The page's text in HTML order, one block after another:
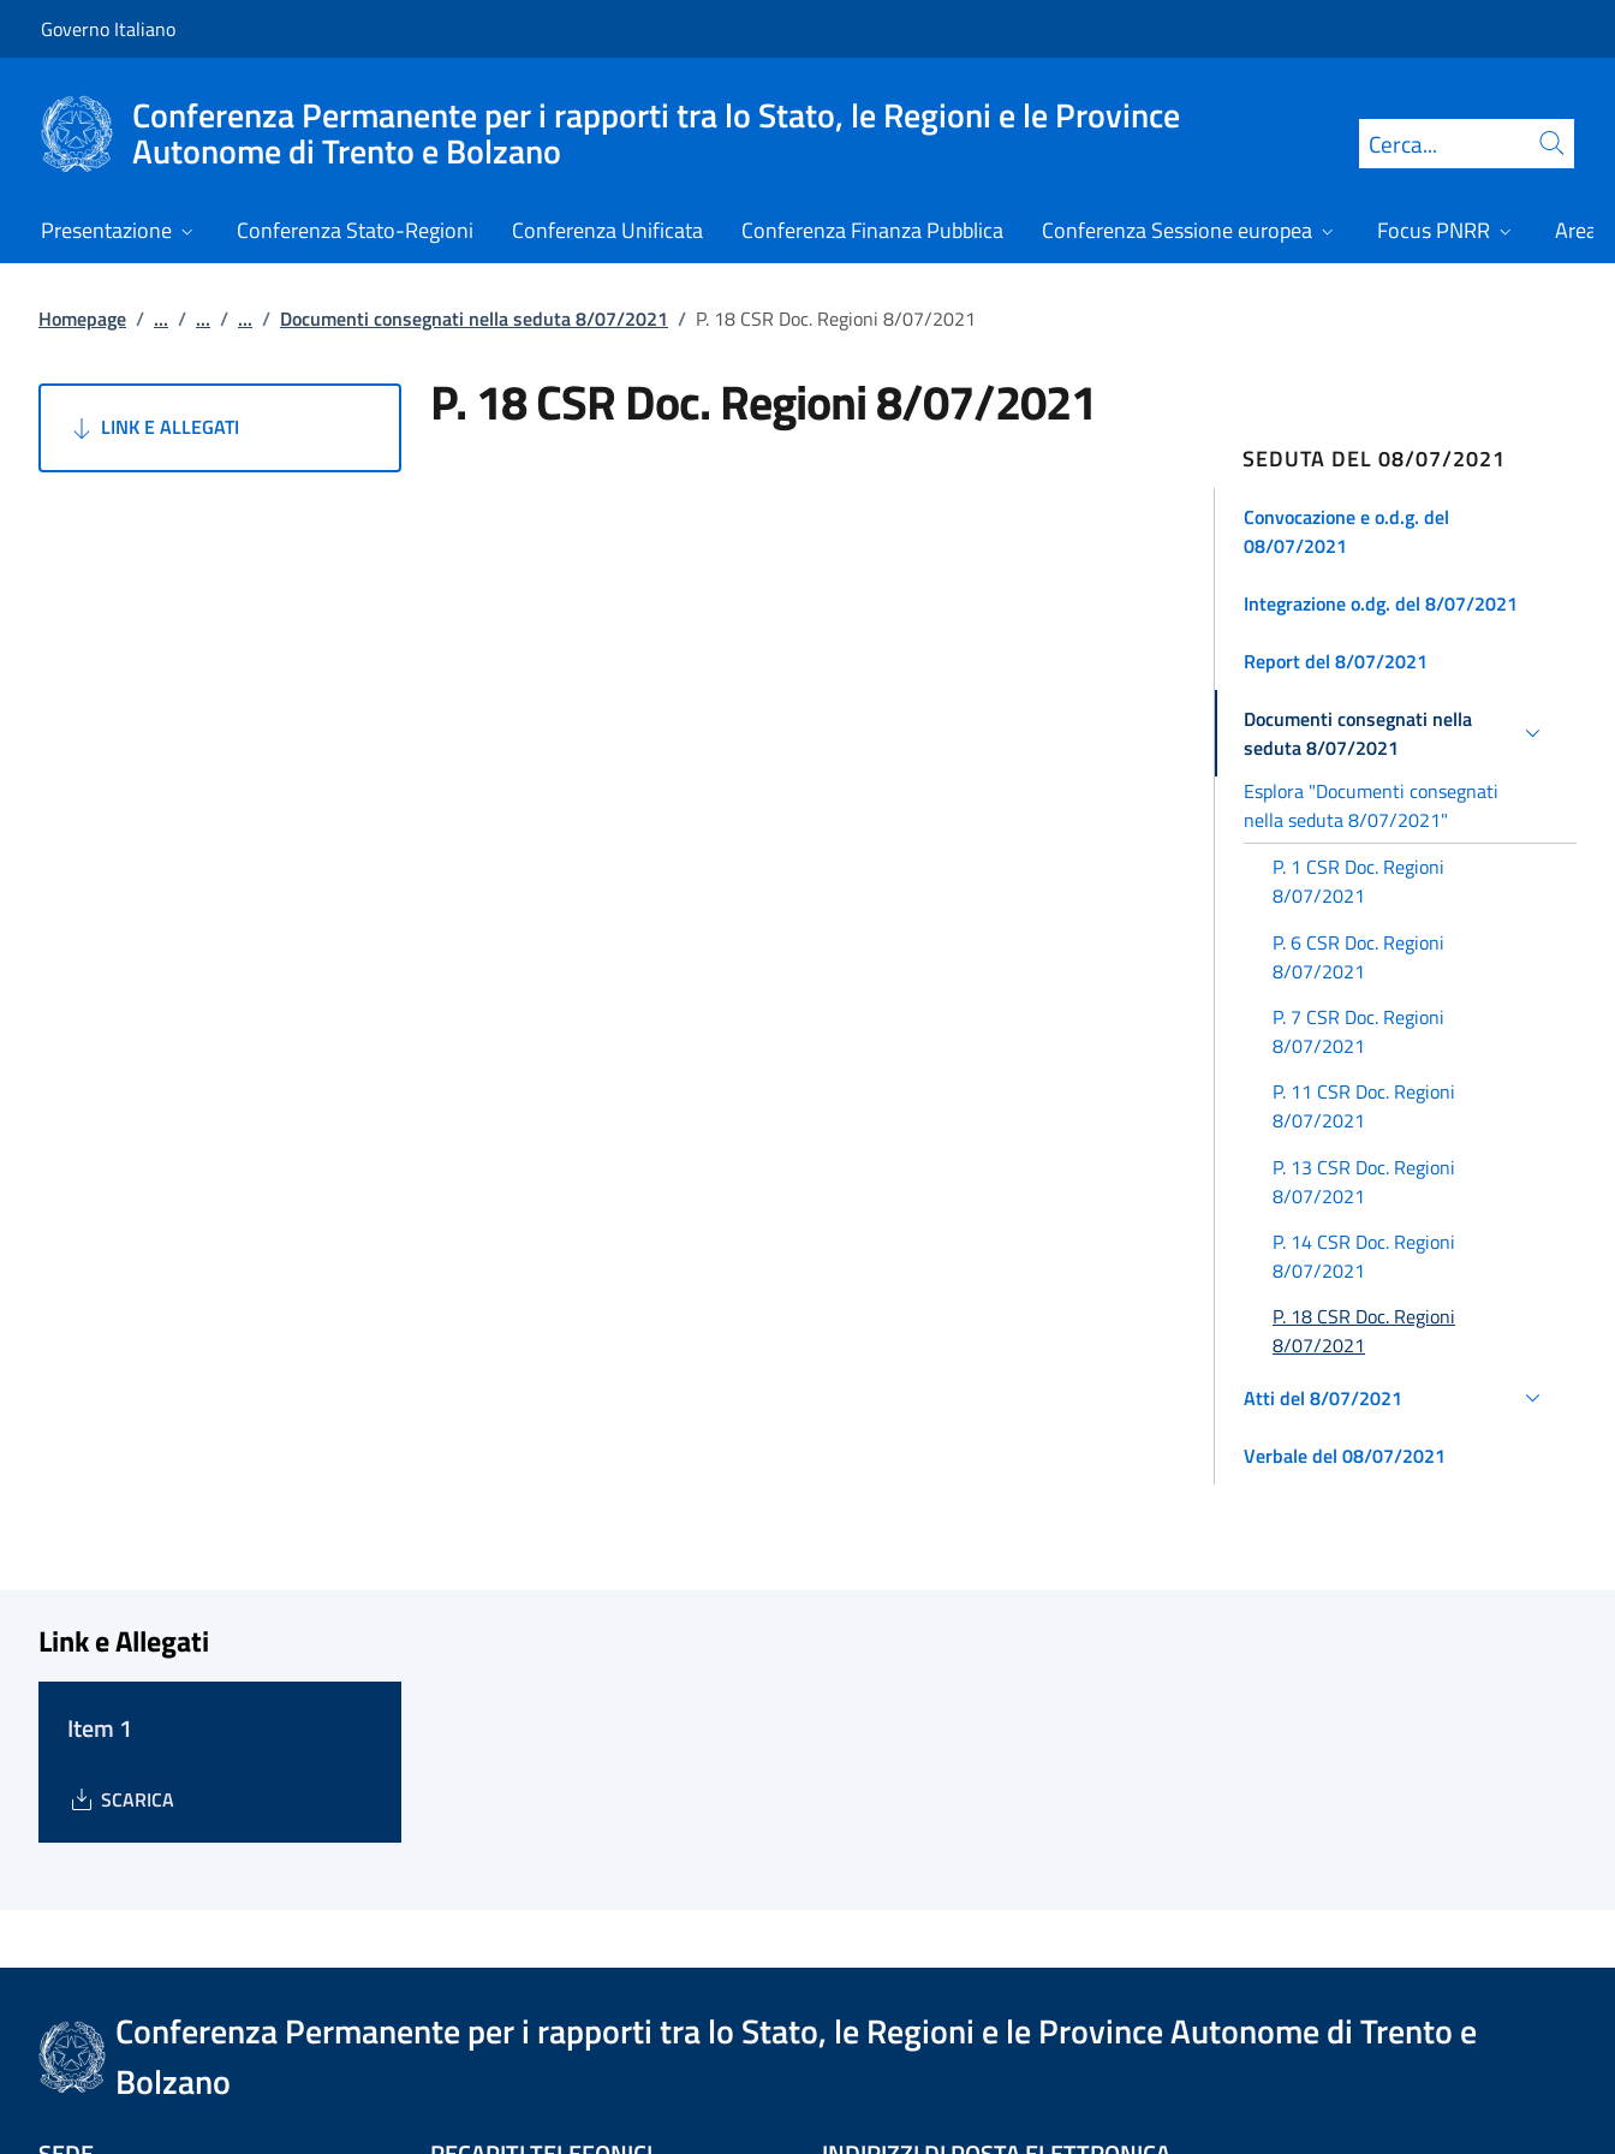
Governo Italiano
Conferenza Permanente per i rapporti tra lo Stato, le Regioni e le Province
Autonome di Trento e Bolzano Cerca
Presentazione Conferenza Stato-Regioni Conferenza Unificata Conferenza Finanza Pubblica Conferenza Sessione europea Focus PNRR Area
Homepage / ... / ... / ... / Documenti consegnati nella seduta 8/07/2021 / P. 18 CSR Doc. Regioni 8/07/2021
LINK E ALLEGATI P. 18 CSR Doc. Regioni 8/07/2021
SEDUTA DEL 08/07/2021
Convocazione e o.d.g. del
08/07/2021
Integrazione o.dg. del 8/07/2021
Report del 8/07/2021
Documenti consegnati nella
seduta 8/07/2021
Esplora "Documenti consegnati
nella seduta 8/07/2021"
P. 1 CSR Doc. Regioni
8/07/2021
P. 6 CSR Doc. Regioni
8/07/2021
P. 7 CSR Doc. Regioni
8/07/2021
P. 11 CSR Doc. Regioni
8/07/2021
P. 13 CSR Doc. Regioni
8/07/2021
P. 14 CSR Doc. Regioni
8/07/2021
P. 18 CSR Doc. Regioni
8/07/2021
Atti del 8/07/2021
Verbale del 08/07/2021
Link e Allegati
Item 1
SCARICA
Conferenza Permanente per i rapporti tra lo Stato, le Regioni e le Province Autonome di Trento e
Bolzano